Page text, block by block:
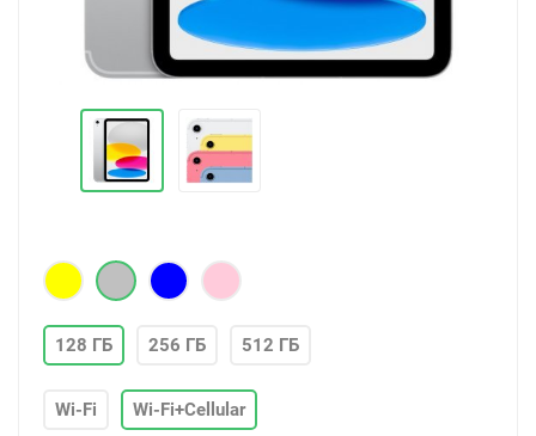
128 ГБ 256 ГБ 512 ГБ
Wi-Fi Wi-Fi+Cellular